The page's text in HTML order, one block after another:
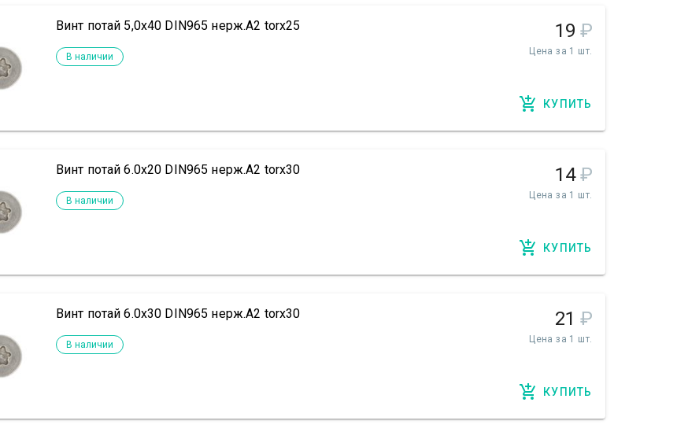
Винт потай 5,0х40 DIN965 нерж.А2 torx25
В наличии
19 ₽
Цена за 1 шт.
КУПИТЬ
Винт потай 6.0х20 DIN965 нерж.А2 torx30
В наличии
14 ₽
Цена за 1 шт.
КУПИТЬ
Винт потай 6.0х30 DIN965 нерж.А2 torx30
В наличии
21 ₽
Цена за 1 шт.
КУПИТЬ